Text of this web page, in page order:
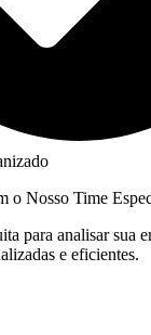
o Nosso Time
para analisar sua
e eficientes.